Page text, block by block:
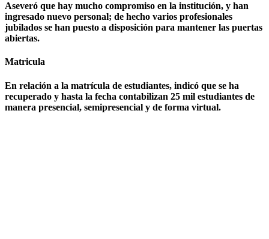
Aseveró que hay mucho compromiso en la institución, y han
ingresado nuevo personal; de hecho varios profesionales
jubilados se han puesto a disposición para mantener las puertas
abiertas.
Matricula
En relación a la matrícula de estudiantes, indicó que se ha
recuperado y hasta la fecha contabilizan 25 mil estudiantes de
manera presencial, semipresencial y de forma virtual.